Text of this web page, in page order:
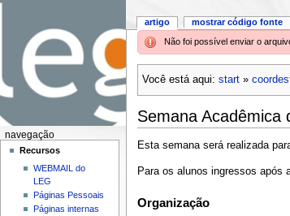
Não foi possível enviar o
Você está aqui: start»
Semana Acadêmica
Esta semana será realizada
Para os alunos ingressos após
Organização
artigo mostrar código fonte
navegação
Recursos
WEBMAIL do
LEG
Páginas Pessoais
Páginas internas